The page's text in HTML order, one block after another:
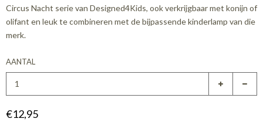
Circus Nacht serie van Designed4Kids, ook verkrijgbaar met konijn of
olifant en leuk te combineren met de bijpassende kinderlamp van die
merk.
AANTAL
€12,95